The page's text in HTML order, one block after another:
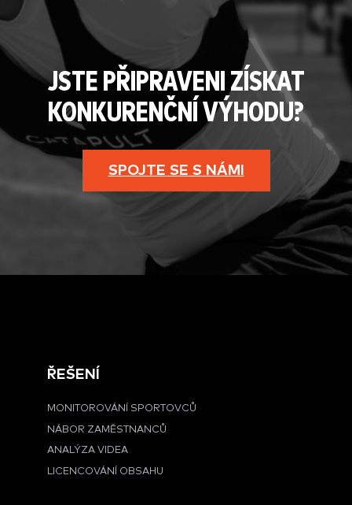
JSTE PŘIPRAVENI ZÍSKAT
KONKURENČNÍ VÝHODU?
SPOJTE SE S NÁMI
ŘEŠENÍ
MONITOROVÁNÍ SPORTOVCŮ
NÁBOR ZAMĚSTNANCŮ
ANALÝZA VIDEA
LICENCOVÁNÍ OBSAHU